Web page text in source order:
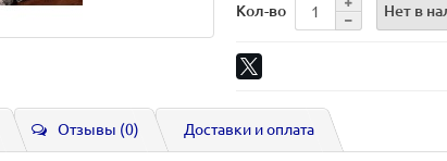
Кол-во Нет в
Отзывы (0) Доставки и оплата